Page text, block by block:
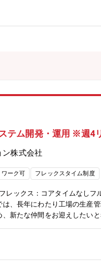
・旗振り役。投入先の市場ニ
生産拠点により、課内グルー
業務用空調機（室内機）の
い空調機開発に従事いただ
機器はグローバルに伸長を続
数週間程度②転勤可能性と
し、空調機器の知見を深めて
にて教育いたします【求め
ある・協調性があり、他メ
テム開発・運用 ※週4
株式会社
ワーク可 フレックスタイム制度
フレックス：コアタイムな
、長年にわたり工場の生産
新たな仲間をお迎えしたい
識・経験を持つ方、今後の動
所にて管理、運用する情報シ
発・保守運用業務を遂行い